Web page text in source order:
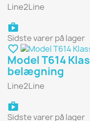
Line2Line
Sidste varer på lager
favorite_border
Model T614
belægning
Line2Line
Sidste varer på lager